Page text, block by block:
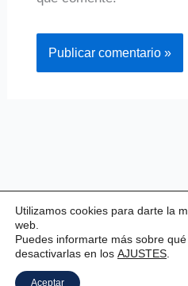
Copyright © 2026
Utilizamos cookies para darte la
web.
Puedes informarte más sobre
desactivarlas en los AJUSTES
Aceptar